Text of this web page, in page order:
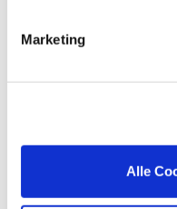
Marketing
Alle
Ortswein